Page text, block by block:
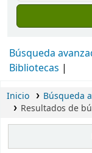
Búsqueda
Bibliotecas
Inicio
Búsqueda
Resultados de